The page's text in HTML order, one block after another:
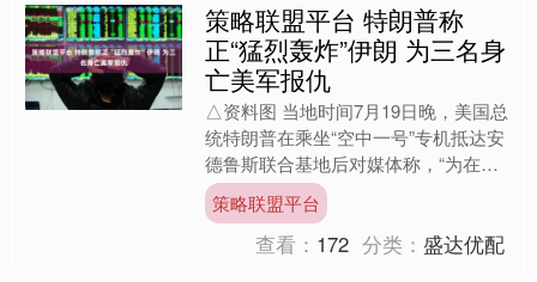
策略联盟平台 特朗普称
正“猛烈轰炸”伊朗 为三名身
亡美军报仇
△资料图 当地时间7月19日晚，美国总
统特朗普在乘坐“空中一号”专机抵达安
德鲁斯联合基地后对媒体称，“为在中
东地区国家身亡的三名美军人员报
仇”，美军正对伊朗实施....
策略联盟平台
查看： 172 分类：盛达优配